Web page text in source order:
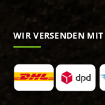
WIR VERSENDEN MIT